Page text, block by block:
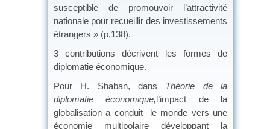
susceptible de promouvoir l’attractivité
nationale pour recueillir des investissements
étrangers » (p.138).
3 contributions décrivent les formes de
diplomatie économique.
Pour H. Shaban, dans Théorie de la
diplomatie économique,l’impact de la
globalisation a conduit le monde vers une
économie multipolaire développant la